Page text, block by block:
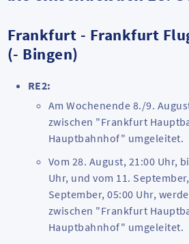
Frankfurt - Frankfurt
(- Bingen)
RE2:
Am Wochenende 8./9.
zwischen "Frankfurt
Hauptbahnhof" umgeleitet.
Vom 28. August, 21:00 Uhr,
Uhr, und vom 11.
September, 05:00 Uhr,
zwischen "Frankfurt
Hauptbahnhof" umgeleitet.